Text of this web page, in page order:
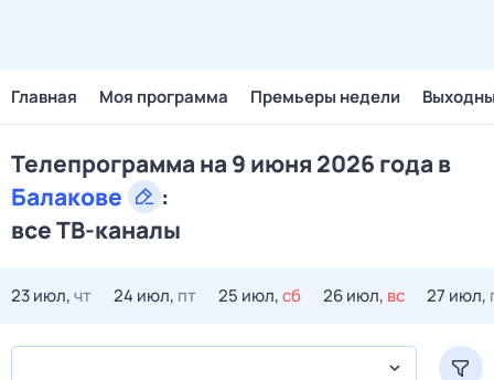
Главная Моя программа Премьеры недели
Телепрограмма на 9 июня 2026 года в
Балакове
:
все ТВ-каналы
23 июл,чт 24 июл, пт 25 июл,сб 26 июл, вс 27 июл,